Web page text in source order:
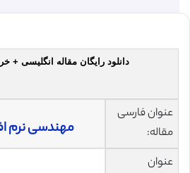
دانلود رایگان مقاله انگلیسی +
عنوان فارسی
مقاله:
مهندسی نرم
عنوان